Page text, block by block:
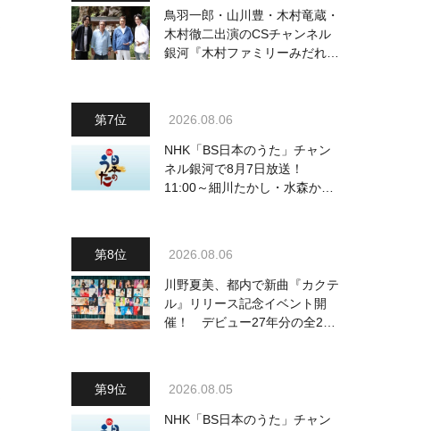
鳥羽一郎・山川豊・木村竜蔵・
木村徹二出演のCSチャンネル
銀河『木村ファミリーみだれ旅
2026.08.06
NHK「BS日本のうた」チャン
ネル銀河で8月7日放送！
11:00～細川たかし・水森かお
2026.08.06
川野夏美、都内で新曲『カクテ
ル』リリース記念イベント開
催！ デビュー27年分の全280
2026.08.05
NHK「BS日本のうた」チャン